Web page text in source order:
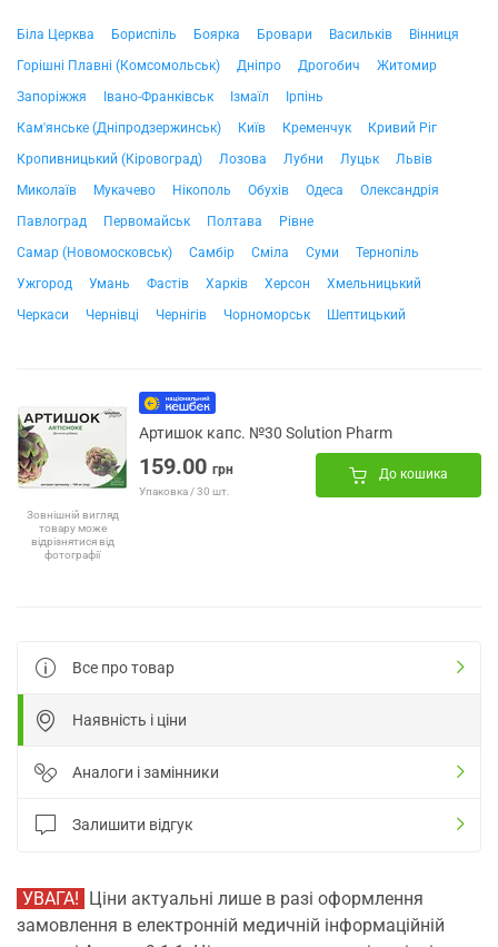
Біла Церква Бориспіль Боярка Бровари Васильків
Вінниця
Горішні Плавні (Комсомольськ)
Дніпро Дрогобич
Житомир
Запоріжжя
Івано-Франківськ Ізмаїл
Ірпінь
Кам'янське (Дніпродзержинськ)
Київ Кременчук
Кривий Ріг
Кропивницький (Кіровоград)
Лозова Лубни Луцьк
Львів
Миколаїв
Мукачево Нікополь Обухів Одеса
Олександрія
Павлоград
Первомайськ Полтава
Рівне
Самар (Новомосковськ)
Самбір Сміла Суми
Тернопіль
Ужгород
Умань Фастів Харків Херсон
Хмельницький
Черкаси
Чернівці Чернігів Чорноморськ Шептицький
Зовнішній вигляд
товару може
відрізнятися від
фотографії
Артишок капс. №30 Solution Pharm
159.00 грн
Упаковка / 30 шт.
До кошика
Все про товар
Наявність і ціни
Аналоги і замінники
Залишити відгук
УВАГА! Ціни актуальні лише в разі оформлення
замовлення в електронній медичній інформаційній